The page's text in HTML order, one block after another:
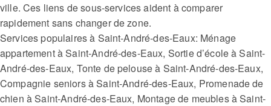
ville. Ces liens de sous-services aident à comparer
rapidement sans changer de zone.
Services populaires à Saint-André-des-Eaux: Ménage
appartement à Saint-André-des-Eaux, Sortie d’école à Saint-
André-des-Eaux, Tonte de pelouse à Saint-André-des-Eaux,
Compagnie seniors à Saint-André-des-Eaux, Promenade de
chien à Saint-André-des-Eaux, Montage de meubles à Saint-